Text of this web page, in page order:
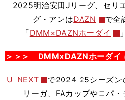
2025明治安田Jリーグ、セリ
グ・アンはDAZN
で全
「DMM×DAZNホーダイ
＞＞＞ DMM×DAZNホーダイ
U-NEXT で2024-25シーズン
リーガ、FAカップやコパ